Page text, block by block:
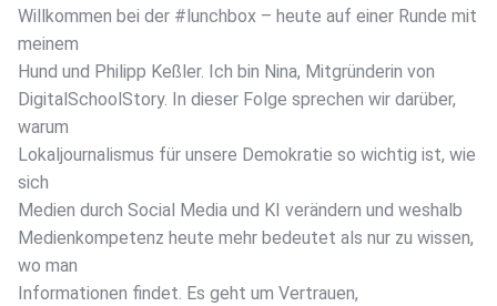
Willkommen bei der #lunchbox – heute auf einer Runde mit
meinem
Hund und Philipp Keßler. Ich bin Nina, Mitgründerin von
DigitalSchoolStory. In dieser Folge sprechen wir darüber,
warum
Lokaljournalismus für unsere Demokratie so wichtig ist, wie
sich
Medien durch Social Media und KI verändern und weshalb
Medienkompetenz heute mehr bedeutet als nur zu wissen,
wo man
Informationen findet. Es geht um Vertrauen,